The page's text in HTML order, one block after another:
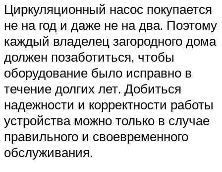
Циркуляционный насос покупается
не на год и даже не на два. Поэтому
каждый владелец загородного дома
должен позаботиться, чтобы
оборудование было исправно в
течение долгих лет. Добиться
надежности и корректности работы
устройства можно только в случае
правильного и своевременного
обслуживания.